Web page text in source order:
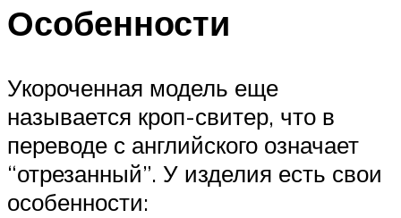
Особенности
Укороченная модель еще
называется кроп-свитер, что в
переводе с английского означает
“отрезанный”. У изделия есть свои
особенности: